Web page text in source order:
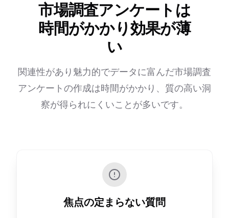
市場調査アンケートは
時間がかかり効果が薄
い
関連性があり魅力的でデータに富んだ市場調査
アンケートの作成は時間がかかり、質の高い洞
察が得られにくいことが多いです。
焦点の定まらない質問